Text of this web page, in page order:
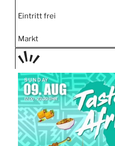
Eintritt frei
Markt
TAGE
STIPP